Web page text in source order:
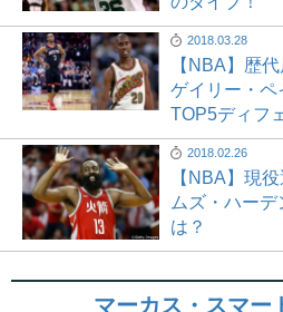
2018.03.28
【NBA】歴
ゲイリー・ペ
TOP5ディフ
2018.02.26
【NBA】現
ムズ・ハー
は？
マーカス・スマー